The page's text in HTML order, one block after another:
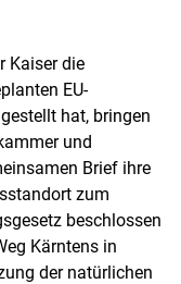
Kaiser die
EU-
hat, bringen
und
Brief ihre
zum
beschlossen
Kärntens in
der natürlichen